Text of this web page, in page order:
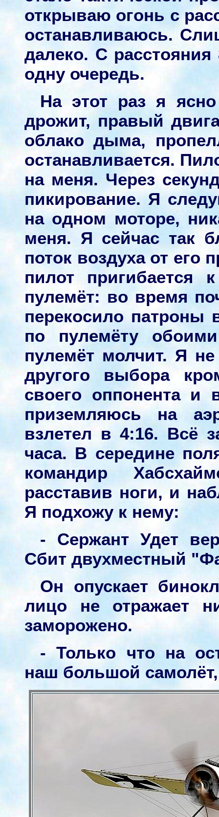
открываю огонь с
останавливаюсь.
далеко. С
одну очередь.
На этот раз я
дрожит, правый
облако дыма,
останавливается.
на меня. Через
пикирование. Я
на одном моторе,
меня. Я сейчас так
поток воздуха от его
пилот пригибается
пулемёт: во время
перекосило патроны
по пулемёту
пулемёт молчит. Я
другого выбора
своего оппонента и
приземляюсь на
взлетел в 4:16. Всё
часа. В середине
командир
расставив ноги, и
Я подхожу к нему:
- Сержант Удет
Сбит двухместный
Он опускает
лицо не отражает
заморожено.
- Только что на
наш большой